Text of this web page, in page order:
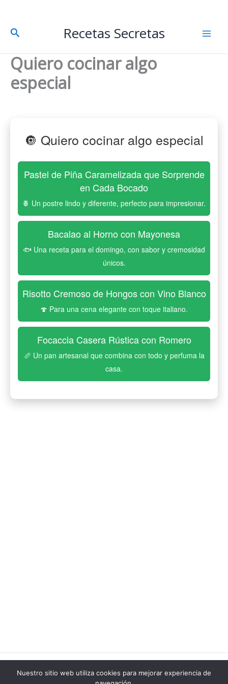
Pesquisar Recetas Secretas
Quiero cocinar algo
especial
🔘 Quiero cocinar algo especial
Pastel de Piña Caramelizada que Sorprende
en Cada Bocado
🍍 Un postre lindo y diferente, perfecto para impresionar.
Bacalao al Horno con Mayonesa
🐟 Una receta para el domingo, con sabor y cremosidad
únicos.
Risotto Cremoso de Hongos con Vino Blanco
🍄 Para una cena elegante con toque italiano.
Focaccia Casera Rústica con Romero
🥖 Un pan artesanal que combina con todo y perfuma la
casa.
Copyright © 2026 Recetas Secretas
Nuestro sitio web utiliza cookies para mejorar experiencia de